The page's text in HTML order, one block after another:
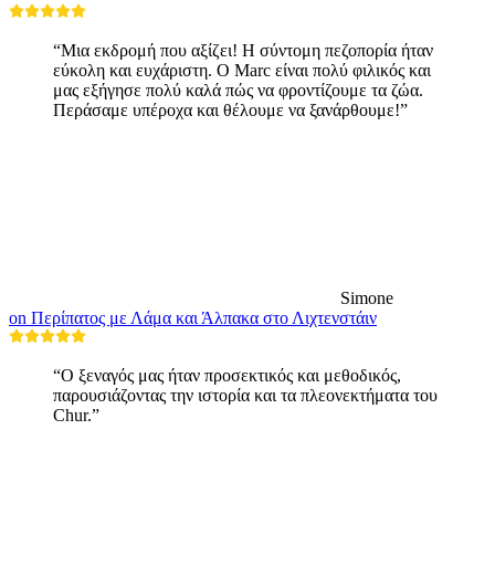
“Μια εκδρομή που αξίζει! Η σύντομη πεζοπορία ήταν
εύκολη και ευχάριστη. Ο Marc είναι πολύ φιλικός και
μας εξήγησε πολύ καλά πώς να φροντίζουμε τα ζώα.
Περάσαμε υπέροχα και θέλουμε να ξανάρθουμε!”
Simone
on Περίπατος με Λάμα και Άλπακα στο Λιχτενστάιν
“Ο ξεναγός μας ήταν προσεκτικός και μεθοδικός,
παρουσιάζοντας την ιστορία και τα πλεονεκτήματα του
Chur.”